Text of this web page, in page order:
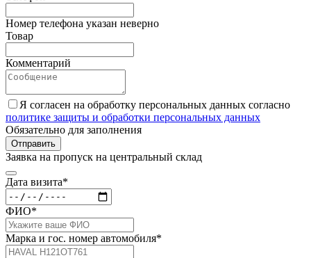
Номер телефона указан неверно
Товар
Комментарий
Я согласен на обработку персональных данных согласно
политике защиты и обработки персональных данных
Обязательно для заполнения
Отправить
Заявка на пропуск на центральный склад
Дата визита*
ФИО*
Марка и гос. номер автомобиля*